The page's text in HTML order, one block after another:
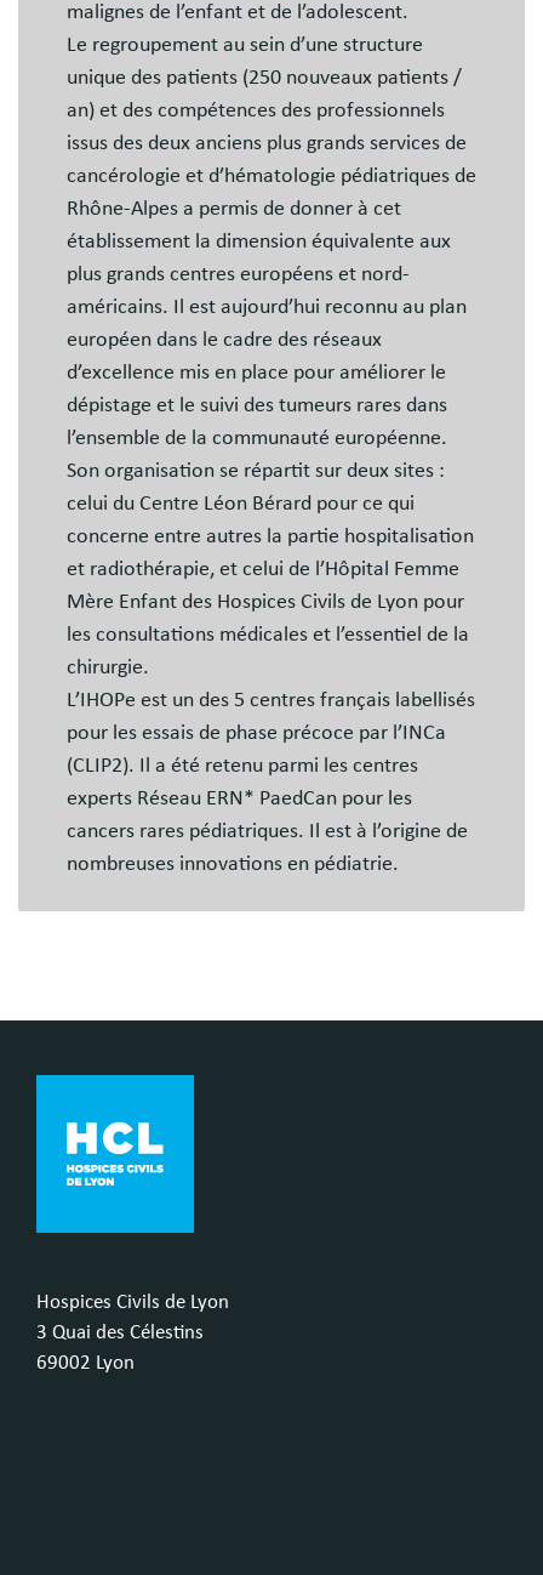
malignes de l’enfant et de l’adolescent.
Le regroupement au sein d’une structure
unique des patients (250 nouveaux patients /
an) et des compétences des professionnels
issus des deux anciens plus grands services de
cancérologie et d’hématologie pédiatriques de
Rhône-Alpes a permis de donner à cet
établissement la dimension équivalente aux
plus grands centres européens et nord-
américains. Il est aujourd’hui reconnu au plan
européen dans le cadre des réseaux
d’excellence mis en place pour améliorer le
dépistage et le suivi des tumeurs rares dans
l’ensemble de la communauté européenne.
Son organisation se répartit sur deux sites :
celui du Centre Léon Bérard pour ce qui
concerne entre autres la partie hospitalisation
et radiothérapie, et celui de l’Hôpital Femme
Mère Enfant des Hospices Civils de Lyon pour
les consultations médicales et l’essentiel de la
chirurgie.
L’IHOPe est un des 5 centres français labellisés
pour les essais de phase précoce par l’INCa
(CLIP2). Il a été retenu parmi les centres
experts Réseau ERN* PaedCan pour les
cancers rares pédiatriques. Il est à l’origine de
nombreuses innovations en pédiatrie.
Hospices Civils de Lyon
3 Quai des Célestins
69002 Lyon